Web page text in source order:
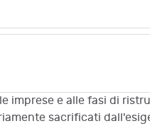
imprese e alle fasi di
sacrificati